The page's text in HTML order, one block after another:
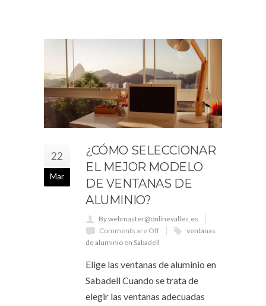
22
Mar
¿CÓMO SELECCIONAR
EL MEJOR MODELO
DE VENTANAS DE
ALUMINIO?
By webmaster@onlinevalles.es
Comments are Off
ventanas
de aluminio en Sabadell
Elige las ventanas de aluminio en
Sabadell Cuando se trata de
elegir las ventanas adecuadas